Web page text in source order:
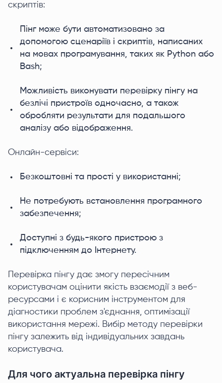
скриптів:
Пінг може бути автоматизовано за
допомогою сценаріїв і скриптів, написаних
на мовах програмування, таких як Python або
Bash;
Можливість виконувати перевірку пінгу на
безлічі пристроїв одночасно, а також
обробляти результати для подальшого
аналізу або відображення.
Онлайн-сервіси:
Безкоштовні та прості у використанні;
Не потребують встановлення програмного
забезпечення;
Доступні з будь-якого пристрою з
підключенням до Інтернету.
Перевірка пінгу дає змогу пересічним
користувачам оцінити якість взаємодії з веб-
ресурсами і є корисним інструментом для
діагностики проблем з'єднання, оптимізації
використання мережі. Вибір методу перевірки
пінгу залежить від індивідуальних завдань
користувача.
Для чого актуальна перевірка пінгу